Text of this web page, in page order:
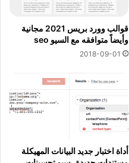
قوالب وورد بريس 2021 مجانية
وأيضاً متوافقه مع السيو seo
2018-09-01
أداة اختبار جديد البيانات المهيكلة